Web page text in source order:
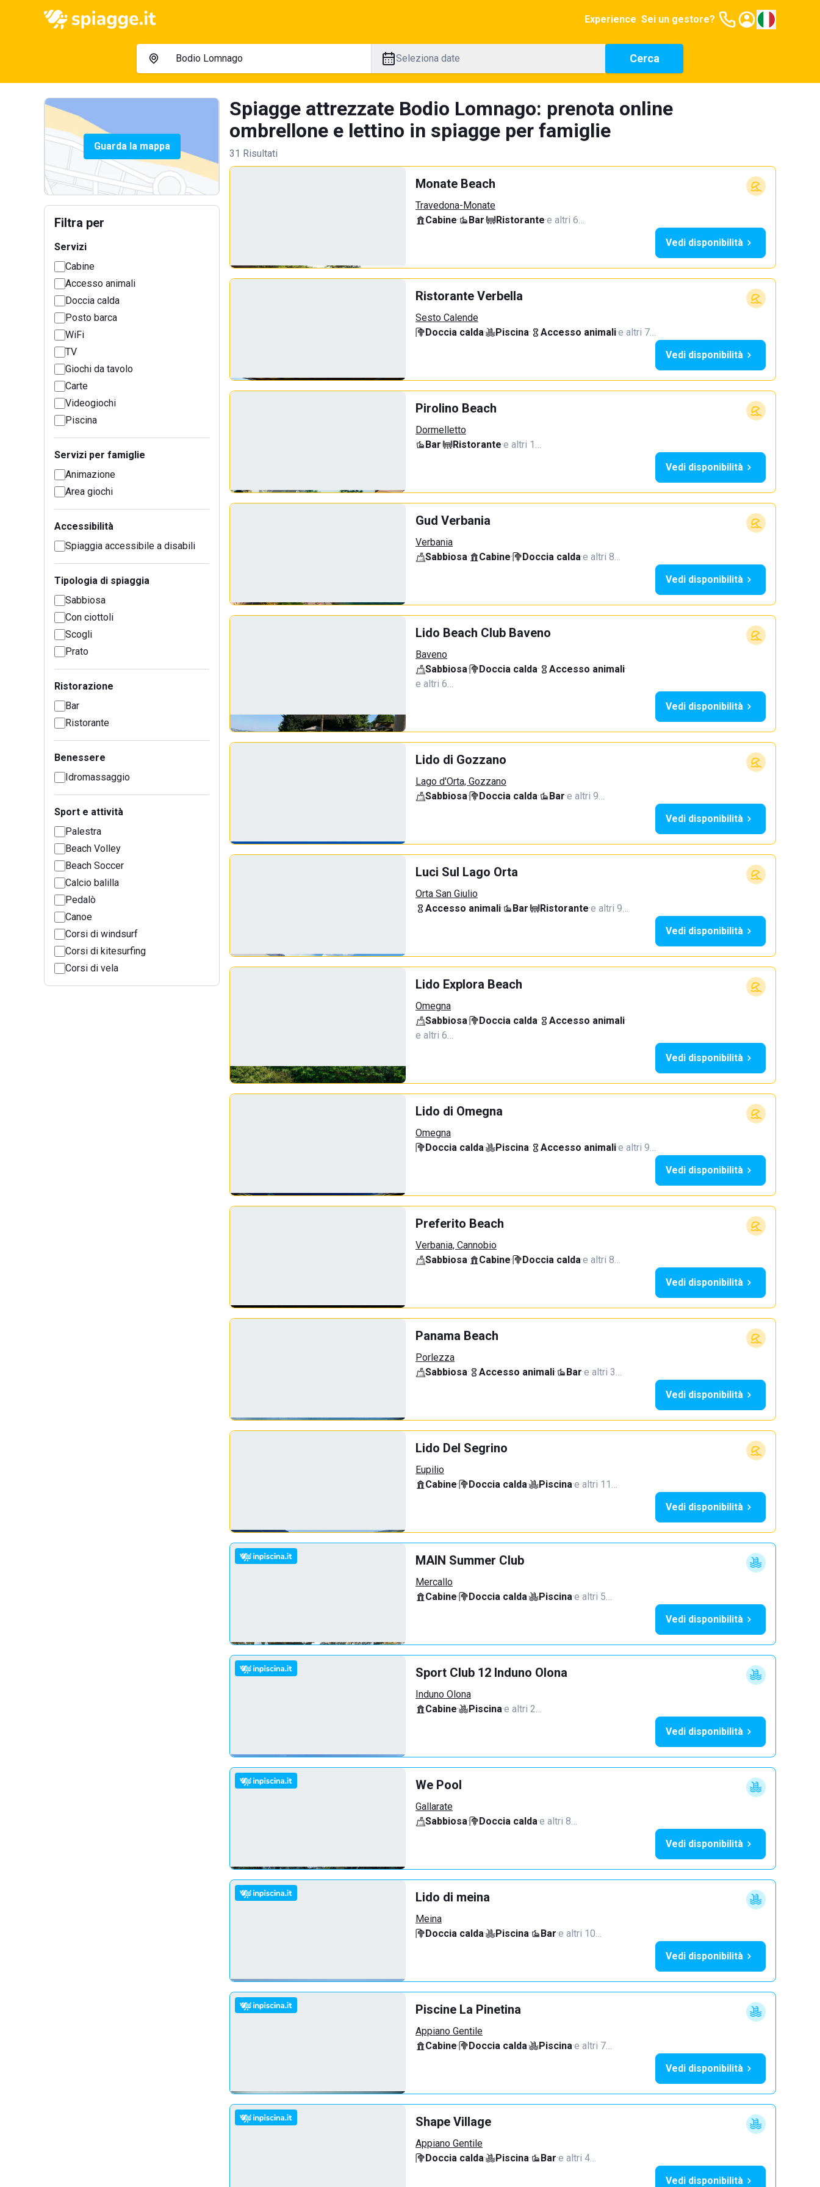
Experience Sei un gestore?
Seleziona date Cerca
Guarda la mappa
Filtra per
Servizi
Cabine
Accesso animali
Doccia calda
Posto barca
WiFi
TV
Giochi da tavolo
Carte
Videogiochi
Piscina
Servizi per famiglie
Animazione
Area giochi
Accessibilità
Spiaggia accessibile a disabili
Tipologia di spiaggia
Sabbiosa
Con ciottoli
Scogli
Prato
Ristorazione
Bar
Ristorante
Benessere
Idromassaggio
Sport e attività
Palestra
Beach Volley
Beach Soccer
Calcio balilla
Pedalò
Canoe
Corsi di windsurf
Corsi di kitesurfing
Corsi di vela
Spiagge attrezzate Bodio Lomnago: prenota online
ombrellone e lettino in spiagge per famiglie
31 Risultati
Monate Beach
Travedona-Monate
Cabine· Bar· Ristorante·e altri 6…
Vedi disponibilità
Ristorante Verbella
Sesto Calende
Doccia calda· Piscina· Accesso animali·e altri 7…
Vedi disponibilità
Pirolino Beach
Dormelletto
Bar· Ristorante·e altri 1…
Vedi disponibilità
Gud Verbania
Verbania
Sabbiosa· Cabine· Doccia calda·e altri 8…
Vedi disponibilità
Lido Beach Club Baveno
Baveno
Sabbiosa· Doccia calda· Accesso animali·
e altri 6…
Vedi disponibilità
Lido di Gozzano
Lago d'Orta, Gozzano
Sabbiosa· Doccia calda· Bar·e altri 9…
Vedi disponibilità
Luci Sul Lago Orta
Orta San Giulio
Accesso animali· Bar· Ristorante·e altri 9…
Vedi disponibilità
Lido Explora Beach
Omegna
Sabbiosa· Doccia calda· Accesso animali·
e altri 6…
Vedi disponibilità
Lido di Omegna
Omegna
Doccia calda· Piscina· Accesso animali·e altri 9…
Vedi disponibilità
Preferito Beach
Verbania, Cannobio
Sabbiosa· Cabine· Doccia calda·e altri 8…
Vedi disponibilità
Panama Beach
Porlezza
Sabbiosa· Accesso animali· Bar·e altri 3…
Vedi disponibilità
Lido Del Segrino
Eupilio
Cabine· Doccia calda· Piscina·e altri 11…
Vedi disponibilità
MAIN Summer Club
Mercallo
Cabine· Doccia calda· Piscina·e altri 5…
Vedi disponibilità
Sport Club 12 Induno Olona
Induno Olona
Cabine· Piscina·e altri 2…
Vedi disponibilità
We Pool
Gallarate
Sabbiosa· Doccia calda·e altri 8…
Vedi disponibilità
Lido di meina
Meina
Doccia calda· Piscina· Bar·e altri 10…
Vedi disponibilità
Piscine La Pinetina
Appiano Gentile
Cabine· Doccia calda· Piscina·e altri 7…
Vedi disponibilità
Shape Village
Appiano Gentile
Doccia calda· Piscina· Bar·e altri 4…
Vedi disponibilità